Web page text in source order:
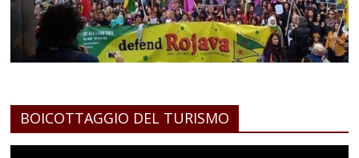
BOICOTTAGGIO DEL TURISMO